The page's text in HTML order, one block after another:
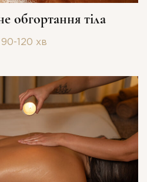
обгортання тіла
90-120 хв
ПРО МАСАЖ